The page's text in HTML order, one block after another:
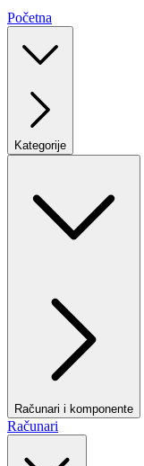
Početna
Kategorije
Računari i komponente
Računari